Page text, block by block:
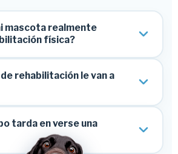
mascota realmente
física?
inicial
rehabilitación le van a
tarda en verse una